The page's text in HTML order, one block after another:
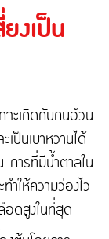
ใช้ในงาน
งเป็น
จะเกิดกับคนอ้วน
ป็นเบาหวานได้
ารที่มีน้ำตาลใน
ำให้ความว่องไว
อดสูงในที่สุด